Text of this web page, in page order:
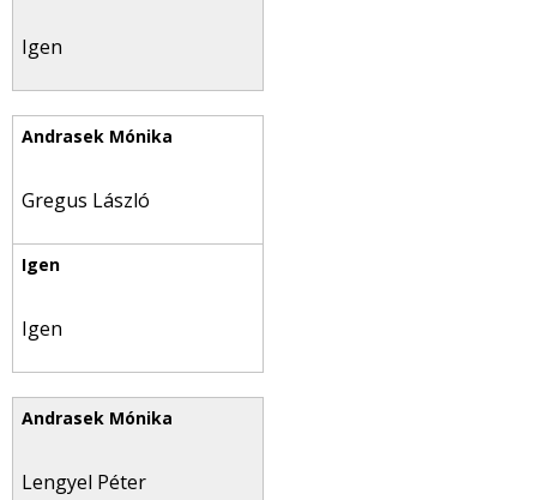
Igen
Gregus László
Igen
Lengyel Péter